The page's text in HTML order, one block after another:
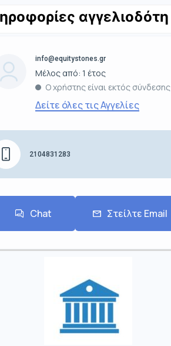
αγγελιοδότη
info@equitystones.gr
Μέλος από: 1 έτος
Ο χρήστης είναι εκτός σύνδεσης
Δείτε όλες τις Αγγελίες
2104831283
Chat Στείλτε Email